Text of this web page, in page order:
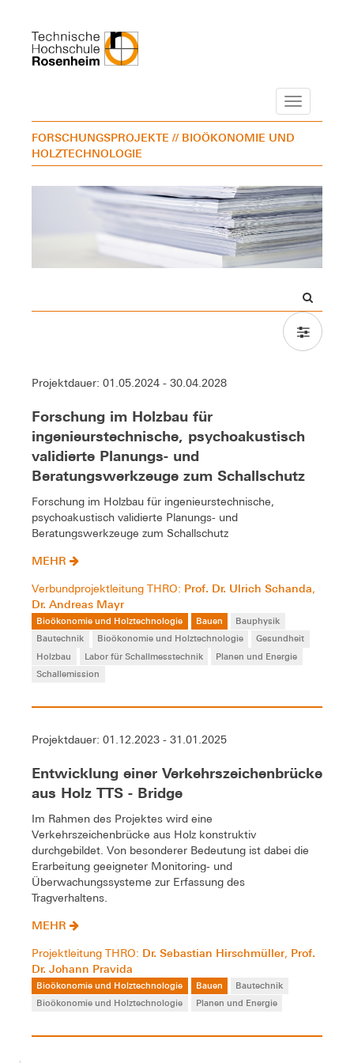
Navigation
FORSCHUNGSPROJEKTE // BIOÖKONOMIE UND
HOLZTECHNOLOGIE
Projektdauer: 01.05.2024 - 30.04.2028
Forschung im Holzbau für
ingenieurstechnische, psychoakustisch
validierte Planungs- und
Beratungswerkzeuge zum Schallschutz
Forschung im Holzbau für ingenieurstechnische,
psychoakustisch validierte Planungs- und
Beratungswerkzeuge zum Schallschutz
MEHR
Verbundprojektleitung THRO: Prof. Dr. Ulrich Schanda,
Dr. Andreas Mayr
Bioökonomie und Holztechnologie Bauen
Bauphysik
Bautechnik
Bioökonomie und Holztechnologie
Gesundheit
Holzbau
Labor für Schallmesstechnik
Planen und Energie
Schallemission
Projektdauer: 01.12.2023 - 31.01.2025
Entwicklung einer Verkehrszeichenbrücke
aus Holz TTS - Bridge
Im Rahmen des Projektes wird eine
Verkehrszeichenbrücke aus Holz konstruktiv
durchgebildet. Von besonderer Bedeutung ist dabei die
Erarbeitung geeigneter Monitoring- und
Überwachungssysteme zur Erfassung des
Tragverhaltens.
MEHR
Projektleitung THRO: Dr. Sebastian Hirschmüller, Prof.
Dr. Johann Pravida
Bioökonomie und Holztechnologie Bauen
Bautechnik
Bioökonomie und Holztechnologie
Planen und Energie